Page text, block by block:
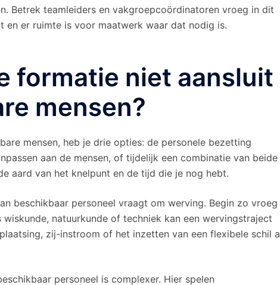
Betrek teamleiders en vakgroepcoördinatoren vroeg in dit
er ruimte is voor maatwerk waar dat nodig is.
formatie niet aansluit
mensen?
mensen, heb je drie opties: de personele bezetting
aan de mensen, of tijdelijk een combinatie van beide
aard van het knelpunt en de tijd die je nog hebt.
beschikbaar personeel vraagt om werving. Begin zo vroeg
natuurkunde of techniek kan een wervingstraject
zij-instroom of het inzetten van een flexibele schil
personeel is complexer. Hier spelen